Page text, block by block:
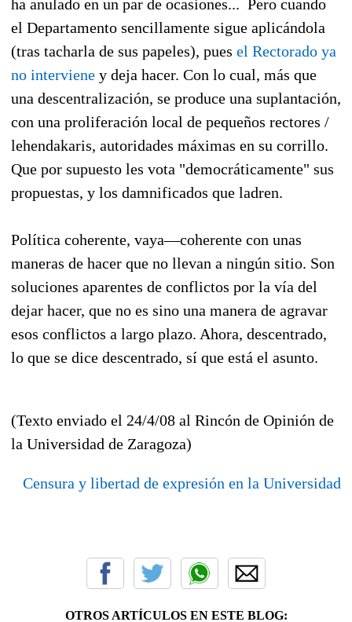
ha anulado en un par de ocasiones... Pero cuando
el Departamento sencillamente sigue aplicándola
(tras tacharla de sus papeles), pues el Rectorado ya
no interviene y deja hacer. Con lo cual, más que
una descentralización, se produce una suplantación,
con una proliferación local de pequeños rectores /
lehendakaris, autoridades máximas en su corrillo.
Que por supuesto les vota "democráticamente" sus
propuestas, y los damnificados que ladren.
Política coherente, vaya—coherente con unas
maneras de hacer que no llevan a ningún sitio. Son
soluciones aparentes de conflictos por la vía del
dejar hacer, que no es sino una manera de agravar
esos conflictos a largo plazo. Ahora, descentrado,
lo que se dice descentrado, sí que está el asunto.
(Texto enviado el 24/4/08 al Rincón de Opinión de
la Universidad de Zaragoza)
Censura y libertad de expresión en la Universidad
OTROS ARTÍCULOS EN ESTE BLOG: